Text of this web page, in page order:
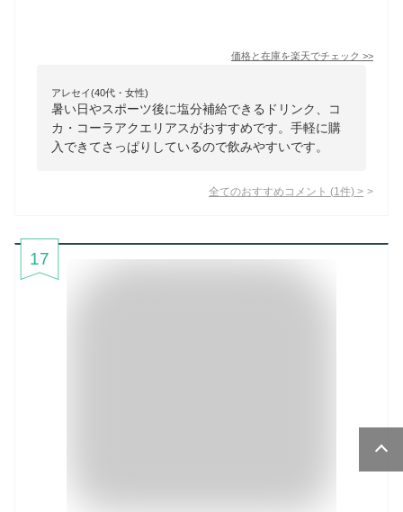
価格と在庫を楽天でチェック >>
アレセイ(40代・女性)
暑い日やスポーツ後に塩分補給できるドリンク、コ
カ・コーラアクエリアスがおすすめです。手軽に購
入できてさっぱりしているので飲みやすいです。
全てのおすすめコメント (1 件) >
17